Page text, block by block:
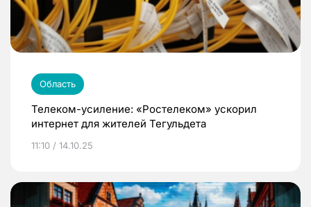
Область
Телеком-усиление: «Ростелеком» ускорил
интернет для жителей Тегульдета
11:10 / 14.10.25